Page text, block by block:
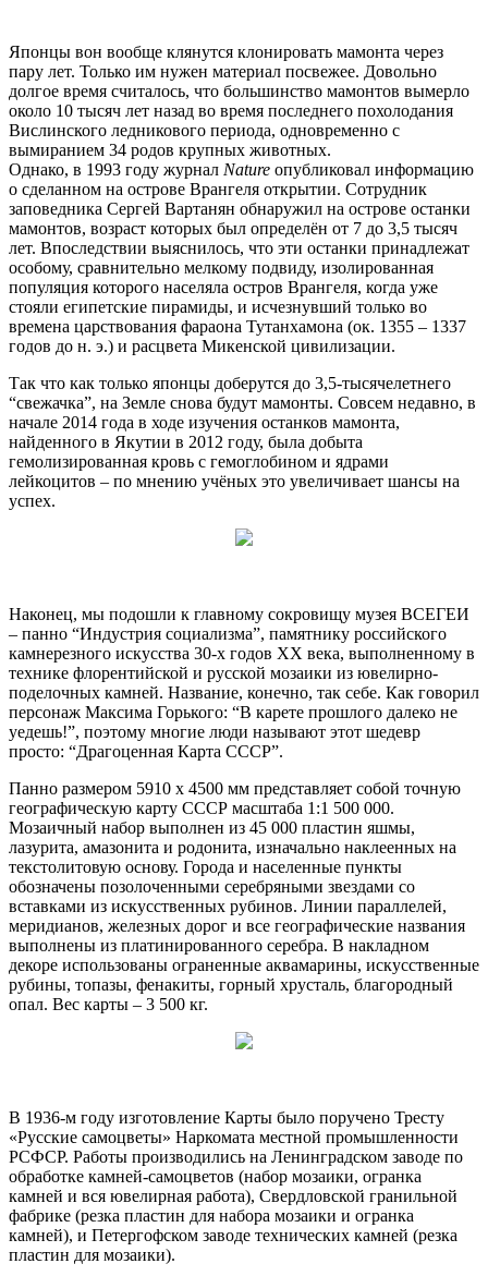
Японцы вон вообще клянутся клонировать мамонта через
пару лет. Только им нужен материал посвежее. Довольно
долгое время считалось, что большинство мамонтов вымерло
около 10 тысяч лет назад во время последнего похолодания
Вислинского ледникового периода, одновременно с
вымиранием 34 родов крупных животных.
Однако, в 1993 году журнал Nature опубликовал информацию
о сделанном на острове Врангеля открытии. Сотрудник
заповедника Сергей Вартанян обнаружил на острове останки
мамонтов, возраст которых был определён от 7 до 3,5 тысяч
лет. Впоследствии выяснилось, что эти останки принадлежат
особому, сравнительно мелкому подвиду, изолированная
популяция которого населяла остров Врангеля, когда уже
стояли египетские пирамиды, и исчезнувший только во
времена царствования фараона Тутанхамона (ок. 1355 – 1337
годов до н. э.) и расцвета Микенской цивилизации.
Так что как только японцы доберутся до 3,5-тысячелетнего
“свежачка”, на Земле снова будут мамонты. Совсем недавно, в
начале 2014 года в ходе изучения останков мамонта,
найденного в Якутии в 2012 году, была добыта
гемолизированная кровь с гемоглобином и ядрами
лейкоцитов – по мнению учёных это увеличивает шансы на
успех.
Наконец, мы подошли к главному сокровищу музея ВСЕГЕИ
– панно “Индустрия социализма”, памятнику российского
камнерезного искусства 30-х годов XX века, выполненному в
технике флорентийской и русской мозаики из ювелирно-
поделочных камней. Название, конечно, так себе. Как говорил
персонаж Максима Горького: “В карете прошлого далеко не
уедешь!”, поэтому многие люди называют этот шедевр
просто: “Драгоценная Карта СССР”.
Панно размером 5910 х 4500 мм представляет собой точную
географическую карту СССР масштаба 1:1 500 000.
Мозаичный набор выполнен из 45 000 пластин яшмы,
лазурита, амазонита и родонита, изначально наклеенных на
текстолитовую основу. Города и населенные пункты
обозначены позолоченными серебряными звездами со
вставками из искусственных рубинов. Линии параллелей,
меридианов, железных дорог и все географические названия
выполнены из платинированного серебра. В накладном
декоре использованы ограненные аквамарины, искусственные
рубины, топазы, фенакиты, горный хрусталь, благородный
опал. Вес карты – 3 500 кг.
В 1936-м году изготовление Карты было поручено Тресту
«Русские самоцветы» Наркомата местной промышленности
РСФСР. Работы производились на Ленинградском заводе по
обработке камней-самоцветов (набор мозаики, огранка
камней и вся ювелирная работа), Свердловской гранильной
фабрике (резка пластин для набора мозаики и огранка
камней), и Петергофском заводе технических камней (резка
пластин для мозаики).